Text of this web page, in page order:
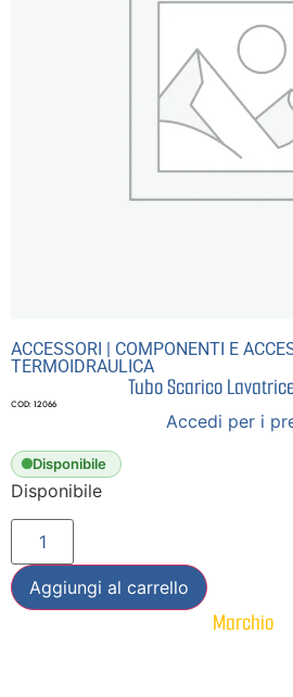
ACCESSORI | COMPONENTI E
TERMOIDRAULICA
Tubo Scarico
COD: 12066
Accedi per i
Disponibile
Disponibile
Aggiungi al carrello
Marchio